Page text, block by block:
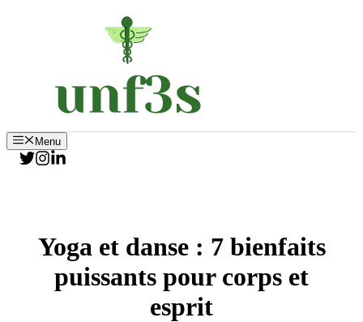
Menu
Yoga et danse : 7 bienfaits
puissants pour corps et
esprit